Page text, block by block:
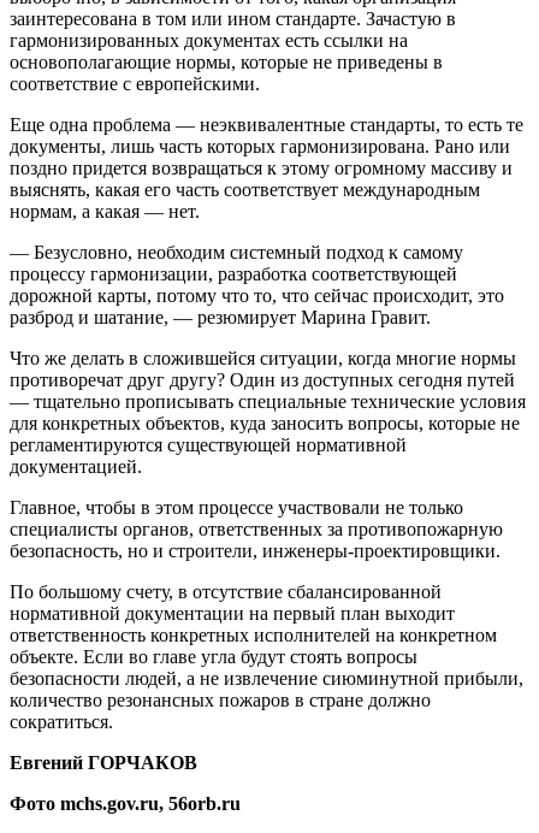
заинтересована в том или ином стандарте. Зачастую в
гармонизированных документах есть ссылки на
основополагающие нормы, которые не приведены в
соответствие с европейскими.
Еще одна проблема — неэквивалентные стандарты, то есть те
документы, лишь часть которых гармонизирована. Рано или
поздно придется возвращаться к этому огромному массиву и
выяснять, какая его часть соответствует международным
нормам, а какая — нет.
— Безусловно, необходим системный подход к самому
процессу гармонизации, разработка соответствующей
дорожной карты, потому что то, что сейчас происходит, это
разброд и шатание, — резюмирует Марина Гравит.
Что же делать в сложившейся ситуации, когда многие нормы
противоречат друг другу? Один из доступных сегодня путей
— тщательно прописывать специальные технические условия
для конкретных объектов, куда заносить вопросы, которые не
регламентируются существующей нормативной
документацией.
Главное, чтобы в этом процессе участвовали не только
специалисты органов, ответственных за противопожарную
безопасность, но и строители, инженеры-проектировщики.
По большому счету, в отсутствие сбалансированной
нормативной документации на первый план выходит
ответственность конкретных исполнителей на конкретном
объекте. Если во главе угла будут стоять вопросы
безопасности людей, а не извлечение сиюминутной прибыли,
количество резонансных пожаров в стране должно
сократиться.
Евгений ГОРЧАКОВ
Фото mchs.gov.ru, 56orb.ru